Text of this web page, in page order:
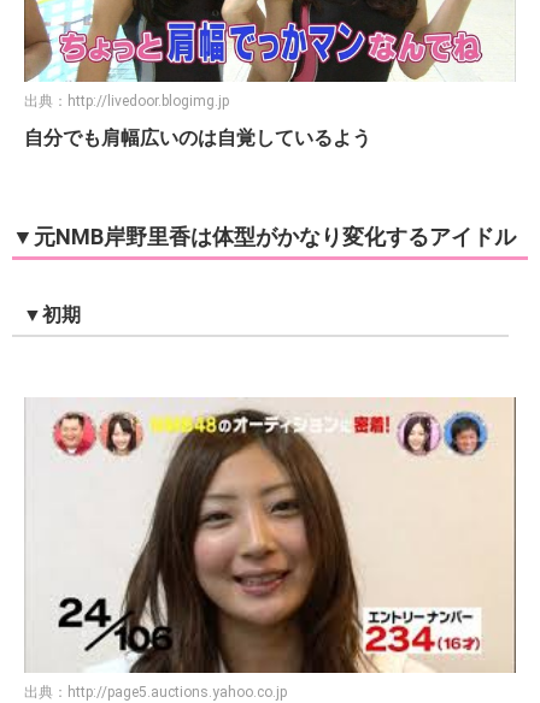
出典： http://livedoor.blogimg.jp
自分でも肩幅広いのは自覚しているよう
▼元NMB岸野里香は体型がかなり変化するアイドル
▼初期
出典： http://page5.auctions.yahoo.co.jp